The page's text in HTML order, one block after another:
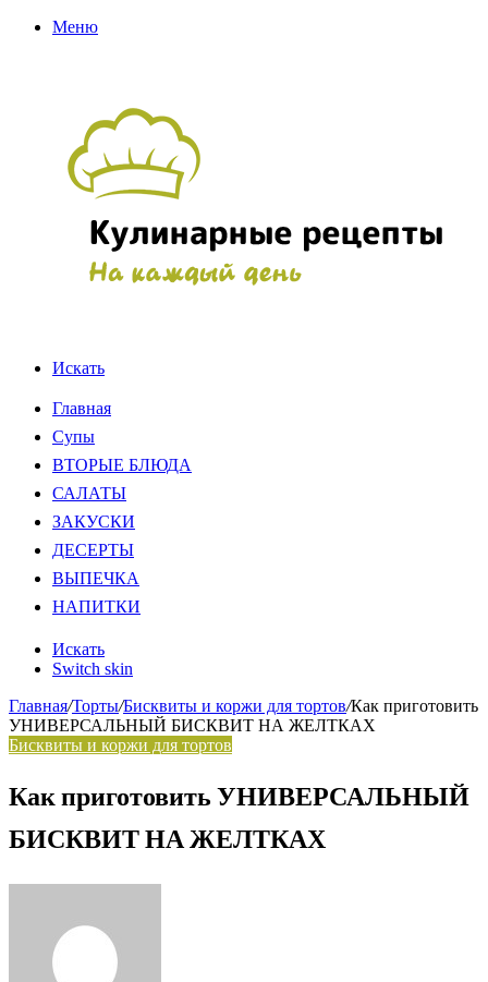
Меню
Искать
Главная
Супы
ВТОРЫЕ БЛЮДА
САЛАТЫ
ЗАКУСКИ
ДЕСЕРТЫ
ВЫПЕЧКА
НАПИТКИ
Искать
Switch skin
Главная/Торты/Бисквиты и коржи для тортов/Как приготовить
УНИВЕРСАЛЬНЫЙ БИСКВИТ НА ЖЕЛТКАХ
Бисквиты и коржи для тортов
Как приготовить УНИВЕРСАЛЬНЫЙ
БИСКВИТ НА ЖЕЛТКАХ